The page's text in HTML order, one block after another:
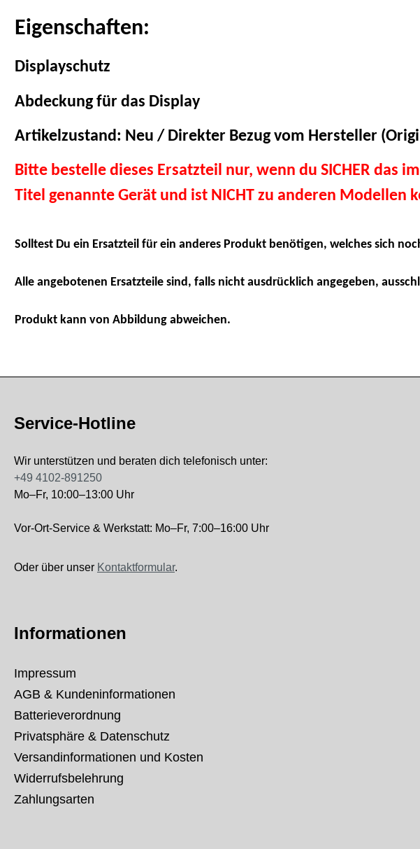
Eigenschaften:
Displayschutz
Abdeckung für das Display
Artikelzustand: Neu / Direkter Bezug vom Hersteller
Bitte bestelle dieses Ersatzteil nur, wenn du SICHER das
Titel genannte Gerät und ist NICHT zu anderen
Solltest Du ein Ersatzteil für ein anderes Produkt benötigen, welches sich
Alle angebotenen Ersatzteile sind, falls nicht ausdrücklich angegeben,
Produkt kann von Abbildung abweichen.
Service-Hotline
Wir unterstützen und beraten dich telefonisch unter:
+49 4102-891250
Mo–Fr, 10:00–13:00 Uhr
Vor-Ort-Service & Werkstatt: Mo–Fr, 7:00–16:00 Uhr
Oder über unser Kontaktformular.
Informationen
Impressum
AGB & Kundeninformationen
Batterieverordnung
Privatsphäre & Datenschutz
Versandinformationen und Kosten
Widerrufsbelehrung
Zahlungsarten